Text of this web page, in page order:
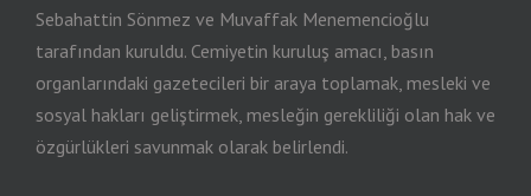
Sebahattin Sönmez ve Muvaffak Menemencioğlu
tarafından kuruldu. Cemiyetin kuruluş amacı, basın
organlarındaki gazetecileri bir araya toplamak, mesleki ve
sosyal hakları geliştirmek, mesleğin gerekliliği olan hak ve
özgürlükleri savunmak olarak belirlendi.